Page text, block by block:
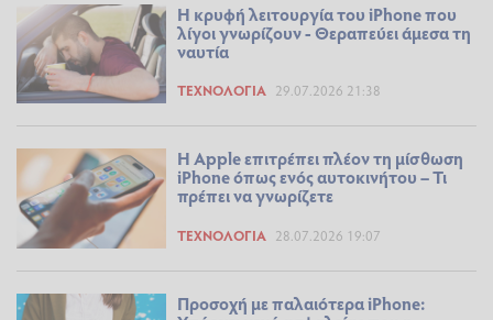
Η κρυφή λειτουργία του iPhone που
λίγοι γνωρίζουν - Θεραπεύει άμεσα τη
ναυτία
ΤΕΧΝΟΛΟΓΊΑ 29.07.2026 21:38
Η Apple επιτρέπει πλέον τη μίσθωση
iPhone όπως ενός αυτοκινήτου – Τι
πρέπει να γνωρίζετε
ΤΕΧΝΟΛΟΓΊΑ 28.07.2026 19:07
Προσοχή με παλαιότερα iPhone: